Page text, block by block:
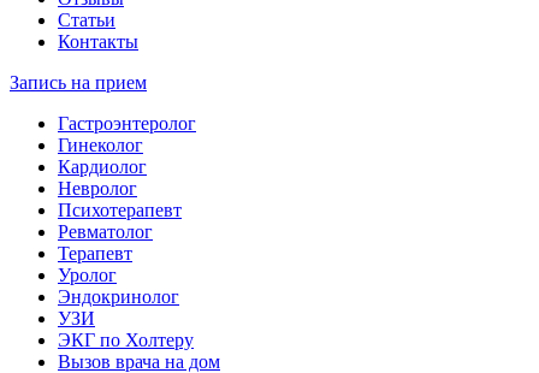
Статьи
Контакты
Запись на прием
Гастроэнтеролог
Гинеколог
Кардиолог
Невролог
Психотерапевт
Ревматолог
Терапевт
Уролог
Эндокринолог
УЗИ
ЭКГ по Холтеру
Вызов врача на дом